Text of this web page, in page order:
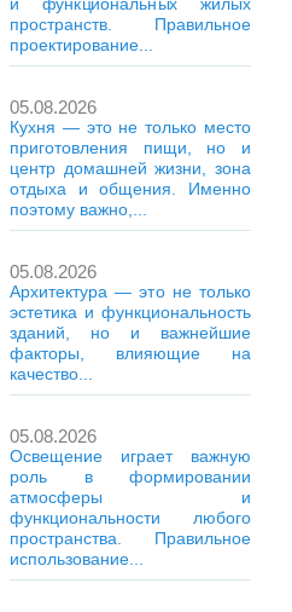
пространств. Правильное
проектирование...
05.08.2026
Кухня — это не только место
приготовления пищи, но и
центр домашней жизни, зона
отдыха и общения. Именно
поэтому важно,...
05.08.2026
Архитектура — это не только
эстетика и функциональность
зданий, но и важнейшие
факторы, влияющие на
качество...
05.08.2026
Освещение играет важную
роль в формировании
атмосферы и
функциональности любого
пространства. Правильное
использование...